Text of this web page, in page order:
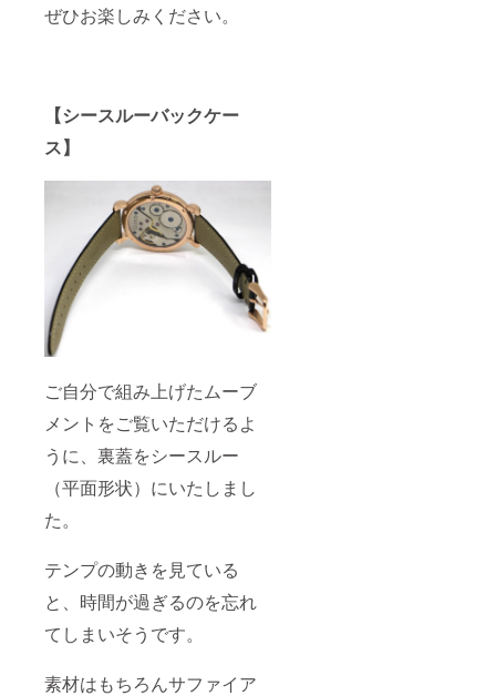
ぜひお楽しみください。
【シースルーバックケー
ス】
ご自分で組み上げたムーブ
メントをご覧いただけるよ
うに、裏蓋をシースルー
（平面形状）にいたしまし
た。
テンプの動きを見ている
と、時間が過ぎるのを忘れ
てしまいそうです。
素材はもちろんサファイア